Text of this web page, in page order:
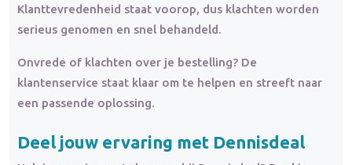
Klanttevredenheid staat voorop, dus klachten worden
serieus genomen en snel behandeld.
Onvrede of klachten over je bestelling? De
klantenservice staat klaar om te helpen en streeft naar
een passende oplossing.
Deel jouw ervaring met Dennisdeal